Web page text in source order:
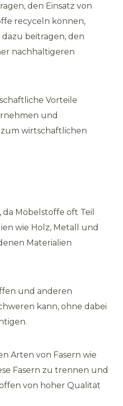
den Einsatz von
recyceln können,
beitragen, den
nachhaltigeren
Vorteile
und
wirtschaftlichen
Möbelstoffe oft Teil
wie Holz, Metall und
Materialien
und anderen
kann, ohne dabei
Arten von Fasern wie
Fasern zu trennen und
von hoher Qualität